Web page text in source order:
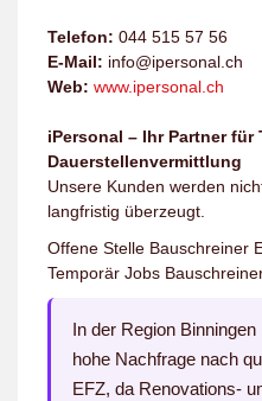
Telefon: 044 515 57 56
E-Mail: info@ipersonal.ch
Web: www.ipersonal.ch
iPersonal – Ihr Partner für
Dauerstellenvermittlung
Unsere Kunden werden
langfristig überzeugt.
Offene Stelle Bauschreiner
Temporär Jobs
In der Region
hohe Nachfrage nach
EFZ, da Renovations-